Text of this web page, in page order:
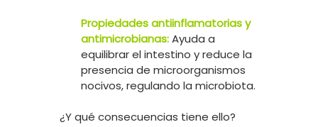
Propiedades antiinflamatorias y
antimicrobianas:Ayuda a
equilibrar el intestino y reduce la
presencia de microorganismos
nocivos, regulando la microbiota.
¿Y qué consecuencias tiene ello?